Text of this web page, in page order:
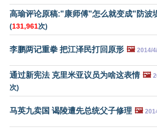
高瑜评论原稿:"康师傅"怎么就变成"防波
(131,961次)
李鹏两记重拳 把江泽民打回原形 🖼️ 2014/
通过新宪法 克里米亚议员为啥这表情 🖼️
次)
马英九卖国 谒陵遭先总统父子修理 🖼️